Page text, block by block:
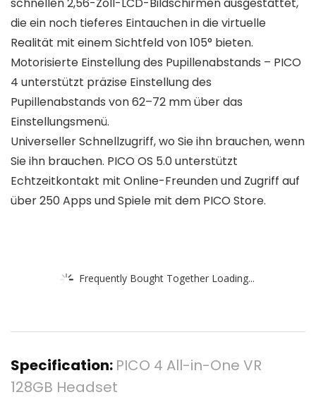
schnellen 2,56-Zoll-LCD-Bildschirmen ausgestattet,
die ein noch tieferes Eintauchen in die virtuelle
Realität mit einem Sichtfeld von 105° bieten.
Motorisierte Einstellung des Pupillenabstands – PICO
4 unterstützt präzise Einstellung des
Pupillenabstands von 62–72 mm über das
Einstellungsmenü.
Universeller Schnellzugriff, wo Sie ihn brauchen, wenn
Sie ihn brauchen. PICO OS 5.0 unterstützt
Echtzeitkontakt mit Online-Freunden und Zugriff auf
über 250 Apps und Spiele mit dem PICO Store.
Frequently Bought Together Loading...
Specification: PICO 4 All-in-One VR
128GB Headset